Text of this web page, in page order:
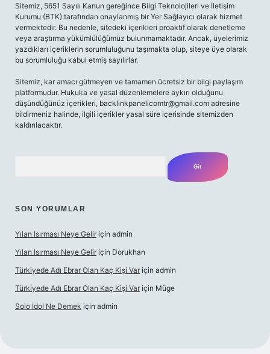
Sitemiz, 5651 Sayılı Kanun gereğince Bilgi Teknolojileri ve İletişim
Kurumu (BTK) tarafından onaylanmış bir Yer Sağlayıcı olarak hizmet
vermektedir. Bu nedenle, sitedeki içerikleri proaktif olarak denetleme
veya araştırma yükümlülüğümüz bulunmamaktadır. Ancak, üyelerimiz
yazdıkları içeriklerin sorumluluğunu taşımakta olup, siteye üye olarak
bu sorumluluğu kabul etmiş sayılırlar.
Sitemiz, kar amacı gütmeyen ve tamamen ücretsiz bir bilgi paylaşım
platformudur. Hukuka ve yasal düzenlemelere aykırı olduğunu
düşündüğünüz içerikleri, backlinkpanelicomtr@gmail.com adresine
bildirmeniz halinde, ilgili içerikler yasal süre içerisinde sitemizden
kaldırılacaktır.
SON YORUMLAR
Yılan Isırması Neye Gelir için admin
Yılan Isırması Neye Gelir için Dorukhan
Türkiyede Adı Ebrar Olan Kaç Kişi Var için admin
Türkiyede Adı Ebrar Olan Kaç Kişi Var için Müge
Solo Idol Ne Demek için admin